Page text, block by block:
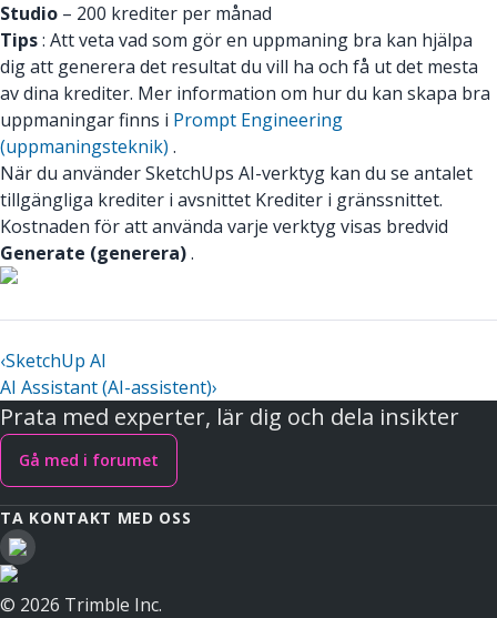
Studio – 200 krediter per månad
Tips: Att veta vad som gör en uppmaning bra kan hjälpa
dig att generera det resultat du vill ha och få ut det mesta
av dina krediter. Mer information om hur du kan skapa bra
uppmaningar finns i Prompt Engineering
(uppmaningsteknik) .
När du använder SketchUps AI-verktyg kan du se antalet
tillgängliga krediter i avsnittet Krediter i gränssnittet.
Kostnaden för att använda varje verktyg visas bredvid
Generate (generera).
‹SketchUp AI
AI Assistant (AI-assistent)›
Prata med experter, lär dig och dela insikter
Gå med i forumet
TA KONTAKT MED OSS
© 2026 Trimble Inc.